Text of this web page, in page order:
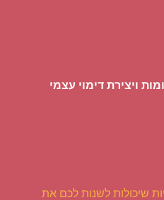
ויצירת דימוי עצמי
שיכולות לשנות לכם את